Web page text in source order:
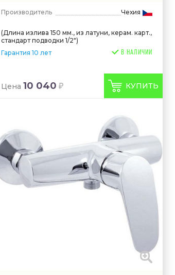
Производитель Чехия
(Длина излива 150 мм., из латуни, керам. карт.,
стандарт подводки 1/2")
Гарантия 10 лет
В НАЛИЧИИ
Цена 10 040 КУПИТЬ